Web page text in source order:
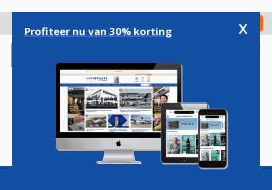
gaan
Check in
Magazine Podcasts Vacatures
Profiteer nu van 30% korting x